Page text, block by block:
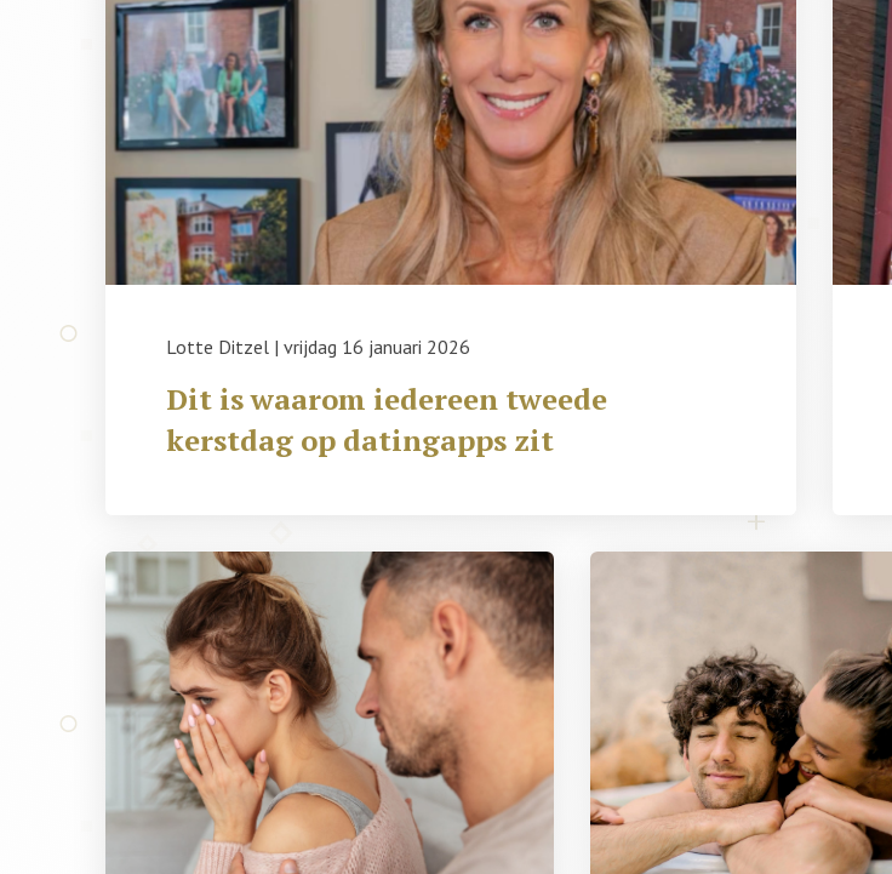
Lotte Ditzel | vrijdag 16 januari 2026
Dit is waarom iedereen tweede
kerstdag op datingapps zit